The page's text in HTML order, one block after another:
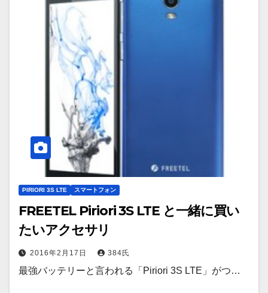
PIRIORI 3S LTE スマートフォン
FREETEL Piriori 3S LTE と一緒に買い
たいアクセサリ
2016年2月17日 384氏
最強バッテリーと言われる「Piriori 3S LTE」がつ…